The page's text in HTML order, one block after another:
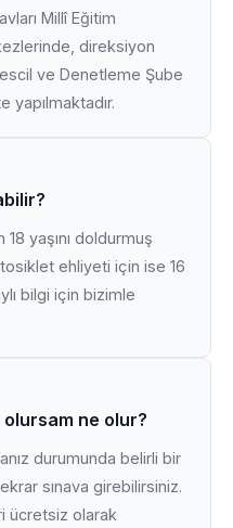
Millî Eğitim
direksiyon
ve Denetleme Şube
yapılmaktadır.
18 yaşını doldurmuş
ehliyeti için ise 16
bilgi için bizimle
olursam ne olur?
durumunda belirli bir
sınava girebilirsiniz.
ücretsiz olarak